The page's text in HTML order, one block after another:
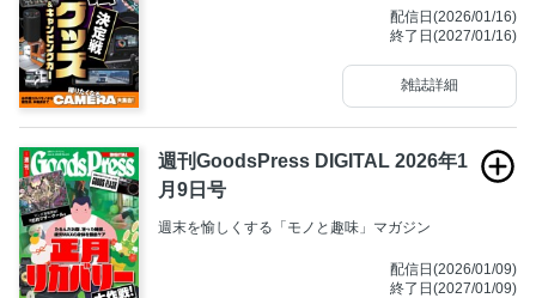
配信日(2026/01/16)
終了日(2027/01/16)
雑誌詳細
週刊GoodsPress DIGITAL 2026年1
月9日号
週末を愉しくする「モノと趣味」マガジン
配信日(2026/01/09)
終了日(2027/01/09)